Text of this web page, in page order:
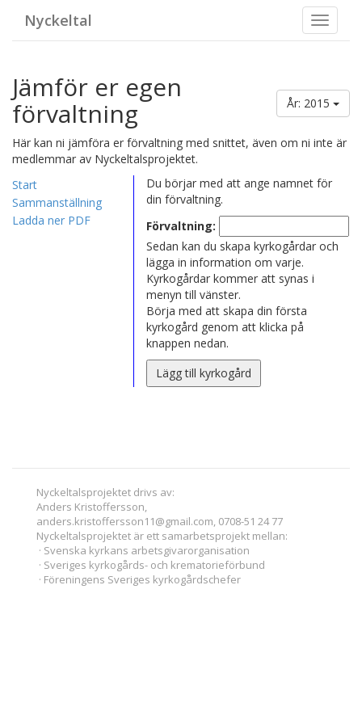
Toggle
Nyckeltal
År: 2015
Jämför er egen
förvaltning
Här kan ni jämföra er förvaltning med snittet, även om ni inte är
medlemmar av Nyckeltalsprojektet.
Start
Sammanställning
Ladda ner PDF
Du börjar med att ange namnet för
din förvaltning.
Förvaltning:
Sedan kan du skapa kyrkogårdar och
lägga in information om varje.
Kyrkogårdar kommer att synas i
menyn till vänster.
Börja med att skapa din första
kyrkogård genom att klicka på
knappen nedan.
Lägg till kyrkogård
Nyckeltalsprojektet drivs av:
Anders Kristoffersson,
anders.kristoffersson11@gmail.com, 0708-51 24 77
Nyckeltalsprojektet är ett samarbetsprojekt mellan:
· Svenska kyrkans arbetsgivarorganisation
· Sveriges kyrkogårds- och krematorieförbund
· Föreningens Sveriges kyrkogårdschefer